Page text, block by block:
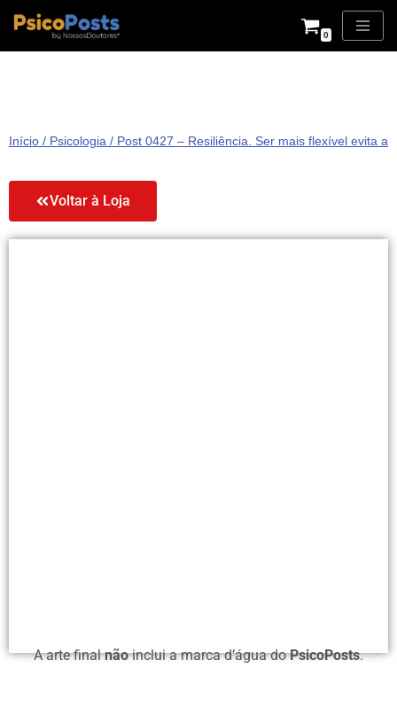
Pular
0
Início / Psicologia / Post 0427 – Resiliência. Ser mais flexível evita
Voltar à Loja
A arte finalnãoinclui a marca d’água doPsicoPosts.